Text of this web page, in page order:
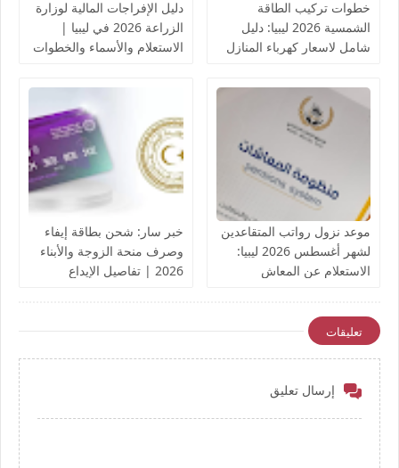
خطوات تركيب الطاقة
الشمسية 2026 ليبيا: دليل
شامل لاسعار كهرباء المنازل
دليل الإفراجات المالية لوزارة
الزراعة 2026 في ليبيا |
الاستعلام والأسماء والخطوات
موعد نزول رواتب المتقاعدين
لشهر أغسطس 2026 ليبيا:
الاستعلام عن المعاش
خبر سار: شحن بطاقة إيفاء
وصرف منحة الزوجة والأبناء
2026 | تفاصيل الإيداع
تعليقات
إرسال تعليق